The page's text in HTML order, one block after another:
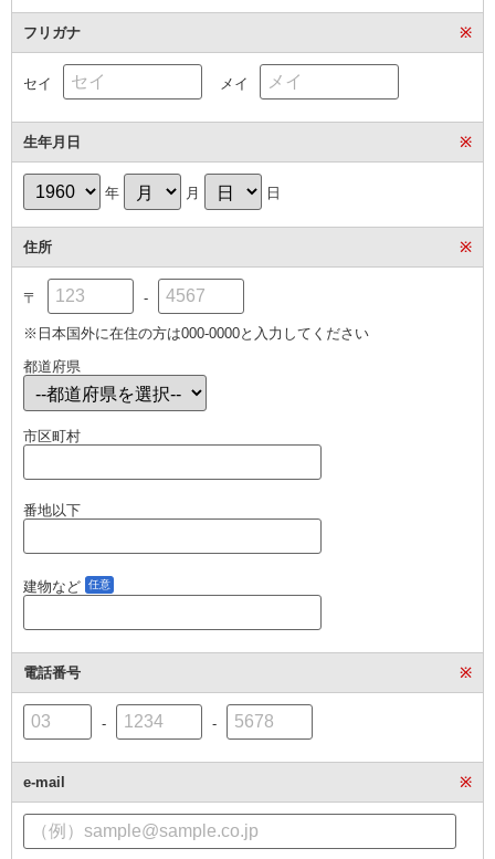
フリガナ ※
セイ メイ
生年月日 ※
年 月 日
住所 ※
〒 -
※日本国外に在住の方は000-0000と入力してください
都道府県
市区町村
番地以下
建物など 任意
電話番号 ※
- -
e-mail ※